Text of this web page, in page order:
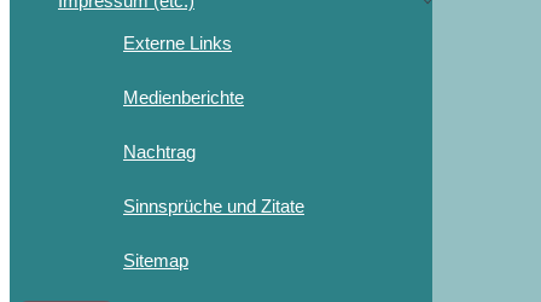
Externe Links
Medienberichte
Nachtrag
Sinnsprüche und Zitate
Sitemap